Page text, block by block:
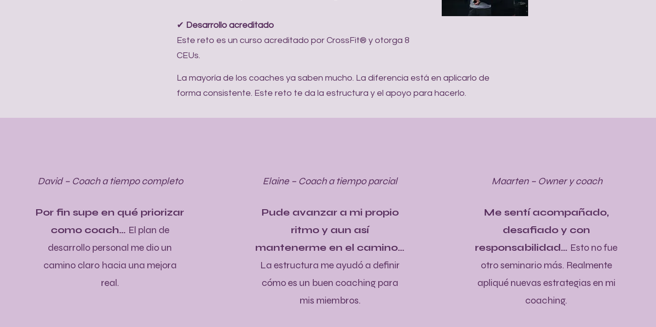
✔ Desarrollo acreditado
Este reto es un curso acreditado por CrossFit® y otorga 8
CEUs.
La mayoría de los coaches ya saben mucho. La diferencia está en aplicarlo de
forma consistente. Este reto te da la estructura y el apoyo para hacerlo.
David – Coach a tiempo completo
Por fin supe en qué priorizar
como coach… El plan de
desarrollo personal me dio un
camino claro hacia una mejora
real.
Elaine – Coach a tiempo parcial
Pude avanzar a mi propio
ritmo y aun así
mantenerme en el camino…
La estructura me ayudó a definir
cómo es un buen coaching para
mis miembros.
Maarten – Owner y coach
Me sentí acompañado,
desafiado y con
responsabilidad… Esto no fue
otro seminario más. Realmente
apliqué nuevas estrategias en mi
coaching.